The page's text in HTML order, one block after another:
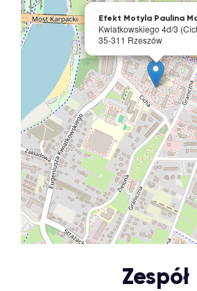
Efekt Motyla Paulina
Kwiatkowskiego 4d/3
35-311 Rzeszów
Zespół